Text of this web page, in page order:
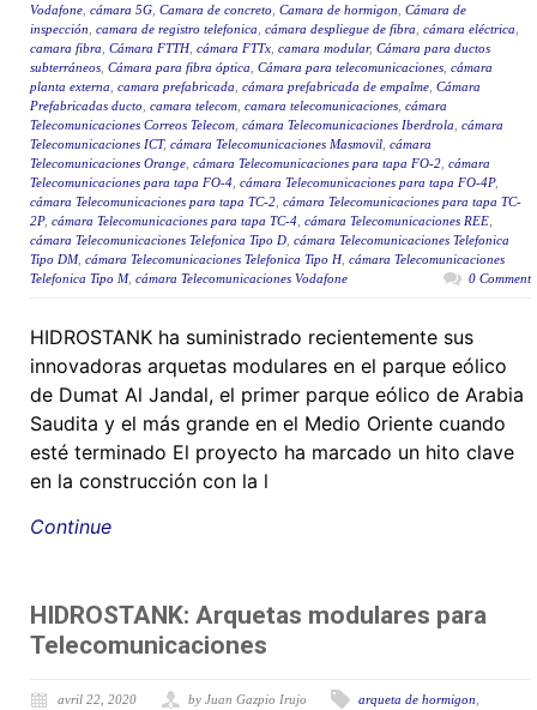
Vodafone cámara 5G Camara de concreto Camara de hormigon Cámara de
inspección camara de registro telefonica cámara despliegue de fibra cámara eléctrica
camara fibra Cámara FTTH, cámara FTTx camara modular, Cámara para ductos
subterráneos Cámara para fibra óptica Cámara para telecomunicaciones cámara
planta externa camara prefabricada cámara prefabricada de empalme Cámara
Prefabricadas ducto camara telecom camara telecomunicaciones cámara
Telecomunicaciones Correos Telecom cámara Telecomunicaciones Iberdrola cámara
Telecomunicaciones ICT, cámara Telecomunicaciones Masmovil cámara
Telecomunicaciones Orange cámara Telecomunicaciones para tapa FO-2 cámara
Telecomunicaciones para tapa FO-4 cámara Telecomunicaciones para tapa FO-4P,
cámara Telecomunicaciones para tapa TC-2 cámara Telecomunicaciones para tapa TC-
2P, cámara Telecomunicaciones para tapa TC-4 cámara Telecomunicaciones REE
cámara Telecomunicaciones Telefonica Tipo D cámara Telecomunicaciones Telefonica
Tipo DM, cámara Telecomunicaciones Telefonica Tipo H, cámara Telecomunicaciones
Telefonica Tipo M, cámara Telecomunicaciones Vodafone 0 Comment
HIDROSTANK ha suministrado recientemente sus
innovadoras arquetas modulares en el parque eólico
de Dumat Al Jandal, el primer parque eólico de Arabia
Saudita y el más grande en el Medio Oriente cuando
esté terminado El proyecto ha marcado un hito clave
en la construcción con la l
Continue
HIDROSTANK: Arquetas modulares para
Telecomunicaciones
avril 22, 2020 by Juan Gazpio Irujo arqueta de hormigon